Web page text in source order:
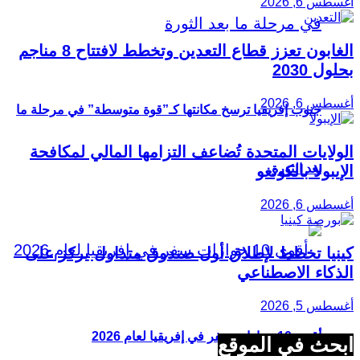
جنوب إفريقيا ترسخ مكانتها كـ”قوة متوسطة” في مرحلة ما
بعد الثورة
أقوى 10 جوازات سفر في إفريقيا لعام 2026
الغابون تعزز قطاع التعدين وتخطط لافتتاح 8 مناجم
بحلول 2030
أغسطس 6, 2026
الولايات المتحدة تُضاعف التزامها المالي لمكافحة
الإيبولا بالكونغو
أغسطس 6, 2026
كينيا تخطط لإطلاق أول صندوق متداول يركز على
الذكاء الاصطناعي
أغسطس 5, 2026
ابحث في الموقع